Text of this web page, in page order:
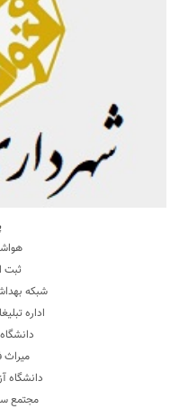
ثبت
شبکه
اداره
دانشگاه
مجتمع